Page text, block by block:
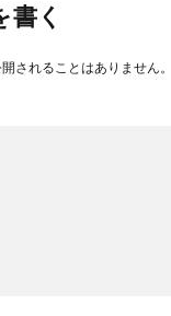
書く
されることはありません。